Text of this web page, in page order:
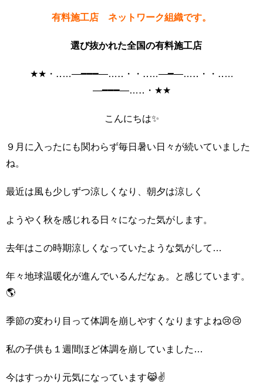
有料施工店 ネットワーク組織です。
選び抜かれた全国の有料施工店
★★・‥…―━━━―…‥・・‥…―━―…‥・・‥…
―━━━―…‥・★★
こんにちは✨
９月に入ったにも関わらず毎日暑い日々が続いていました
ね。
最近は風も少しずつ涼しくなり、朝夕は涼しく
ようやく秋を感じれる日々になった気がします。
去年はこの時期涼しくなっていたような気がして…
年々地球温暖化が進んでいるんだなぁ。と感じています。
🌎
季節の変わり目って体調を崩しやすくなりますよね😢😢
私の子供も１週間ほど体調を崩していました…
今はすっかり元気になっています😹✌️